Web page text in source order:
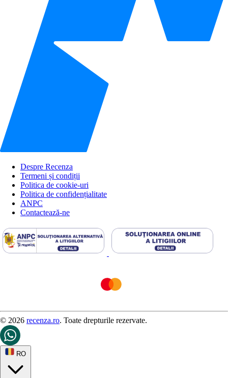
Despre Recenza
Termeni și condiții
Politica de cookie-uri
Politica de confidențialitate
ANPC
Contactează-ne
© 2026 recenza.ro. Toate drepturile rezervate.
RO